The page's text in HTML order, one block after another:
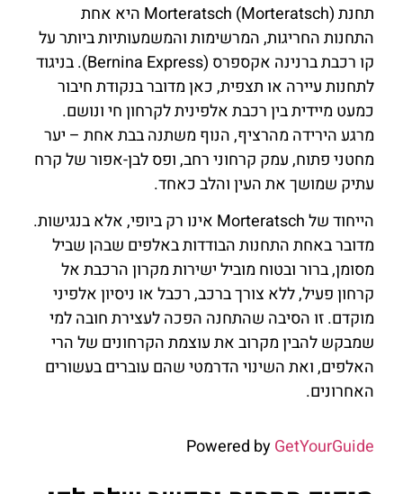
תחנת Morteratsch (Morteratsch) היא אחת
התחנות החריגות, המרשימות והמשמעותיות ביותר על
קו רכבת ברנינה אקספרס (Bernina Express). בניגוד
לתחנות עיירה או תצפית, כאן מדובר בנקודת חיבור
כמעט מיידית בין רכבת אלפינית לקרחון חי ונושם.
מרגע הירידה מהרציף, הנוף משתנה בבת אחת – יער
מחטני פתוח, עמק קרחוני רחב, ופס לבן-אפור של קרח
עתיק שמושך את העין והלב כאחד.
הייחוד של Morteratsch אינו רק ביופי, אלא בנגישות.
מדובר באחת התחנות הבודדות באלפים שבהן שביל
מסומן, ברור ובטוח מוביל ישירות מקרון הרכבת אל
קרחון פעיל, ללא צורך ברכב, רכבל או ניסיון אלפיני
מוקדם. זו הסיבה שהתחנה הפכה לעצירת חובה למי
שמבקש להבין מקרוב את עוצמת הקרחונים של הרי
האלפים, ואת השינוי הדרמטי שהם עוברים בעשורים
האחרונים.
Powered byGetYourGuide